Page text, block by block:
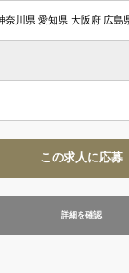
奈川県 愛知県 大阪府 広島
この求人に応募
詳細を確認